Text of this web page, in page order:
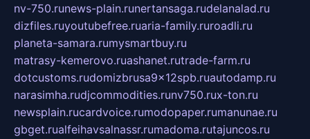
nv-750.runews-plain.runertansaga.rudelanalad.ru
dizfiles.ruyoutubefree.ruaria-family.ruroadli.ru
planeta-samara.rumysmartbuy.ru
matrasy-kemerovo.ruashanet.rutrade-farm.ru
dotcustoms.rudomizbrusa9x12spb.ruautodamp.ru
narasimha.rudjcommodities.runv750.rux-ton.ru
newsplain.rucardvoice.rumodopaper.rumanunae.ru
gbget.rualfeihavsalnassr.rumadoma.rutajuncos.ru